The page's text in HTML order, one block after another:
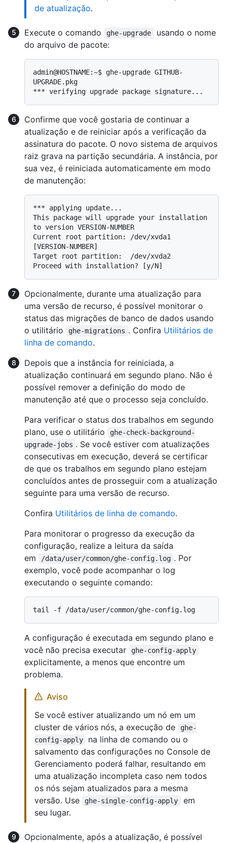
de atualização.
Execute o comando ghe-upgrade
usando o nome
do arquivo de pacote:
admin@HOSTNAME:~$ ghe-upgrade GITHUB-
UPGRADE.pkg
Confirme que você gostaria de continuar a
atualização e de reiniciar após a verificação da
assinatura do pacote. O novo sistema de arquivos
raiz grava na partição secundária. A instância, por
sua vez, é reiniciada automaticamente em modo
de manutenção:
*** applying update...
This package will upgrade your installation
to version VERSION-NUMBER
Current root partition: /dev/xvda1
[VERSION-NUMBER]
Target root partition:  /dev/xvda2
Opcionalmente, durante uma atualização para
uma versão de recurso, é possível monitorar o
status das migrações de banco de dados usando
o utilitário
ghe-migrations . Confira Utilitários de
linha de comando.
Depois que a instância for reiniciada, a
atualização continuará em segundo plano. Não é
possível remover a definição do modo de
manutenção até que o processo seja concluído.
Para verificar o status dos trabalhos em segundo
plano, use o utilitário
ghe-check-background-
upgrade-jobs . Se você estiver com atualizações
consecutivas em execução, deverá se certificar
de que os trabalhos em segundo plano estejam
concluídos antes de prosseguir com a atualização
seguinte para uma versão de recurso.
Confira Utilitários de linha de comando.
Para monitorar o progresso da execução da
configuração, realize a leitura da saída
em
/data/user/common/ghe-config.log . Por
exemplo, você pode acompanhar o log
executando o seguinte comando:
A configuração é executada em segundo plano e
você não precisa executar
ghe-config-apply
explicitamente, a menos que encontre um
problema.
Aviso
Se você estiver atualizando um nó em um
cluster de vários nós, a execução de
ghe-
config-apply
na linha de comando ou o
salvamento das configurações no Console de
Gerenciamento poderá falhar, resultando em
uma atualização incompleta caso nem todos
os nós sejam atualizados para a mesma
versão. Use
ghe-single-config-apply
em
seu lugar.
Opcionalmente, após a atualização, é possível